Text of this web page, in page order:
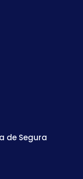
de Segura